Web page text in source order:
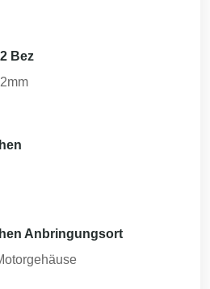
Bez
Anbringungsort